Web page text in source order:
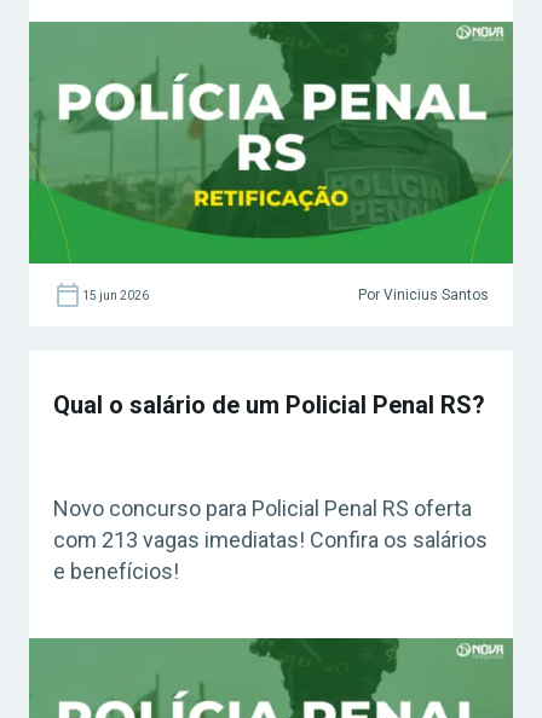
15 jun 2026 Por Vinicius Santos
Qual o salário de um Policial Penal RS?
Novo concurso para Policial Penal RS oferta
com 213 vagas imediatas! Confira os salários
e benefícios!